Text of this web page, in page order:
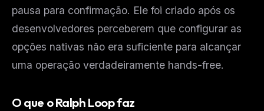
pausa para confirmação. Ele foi criado após os
desenvolvedores perceberem que configurar as
opções nativas não era suficiente para alcançar
uma operação verdadeiramente hands-free.
O que o Ralph Loop faz